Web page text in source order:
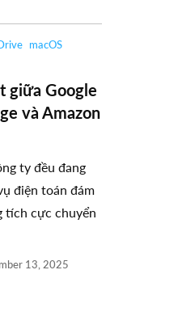
macOS
giữa Google
và Amazon
ty đều đang
điện toán đám
tích cực chuyển
13, 2025